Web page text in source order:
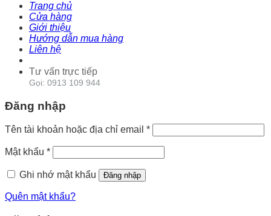
Trang chủ
Cửa hàng
Giới thiệu
Hướng dẫn mua hàng
Liên hệ
Tư vấn trực tiếp
Gọi: 0913 109 944
Đăng nhập
Tên tài khoản hoặc địa chỉ email *
Mật khẩu *
Ghi nhớ mật khẩu Đăng nhập
Quên mật khẩu?